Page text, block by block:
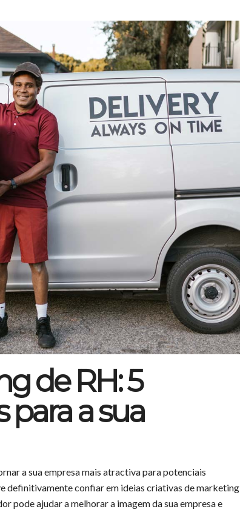
de RH: 5
para a sua
a sua empresa mais atractiva para potenciais
definitivamente confiar em ideias criativas de marketing
pode ajudar a melhorar a imagem da sua empresa e